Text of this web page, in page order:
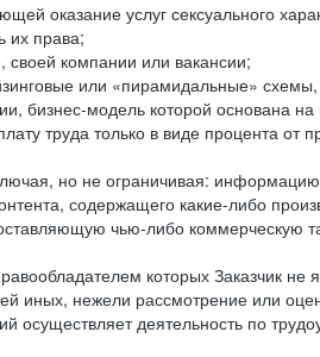
оказание услуг сексуального
их права;
компании или вакансии;
или «пирамидальные» схемы,
бизнес-модель которой основана
труда только в виде процента от
но не ограничивая:
содержащего какие-либо
чью-либо коммерческую
которых Заказчик не
иных, нежели рассмотрение или
деятельность по